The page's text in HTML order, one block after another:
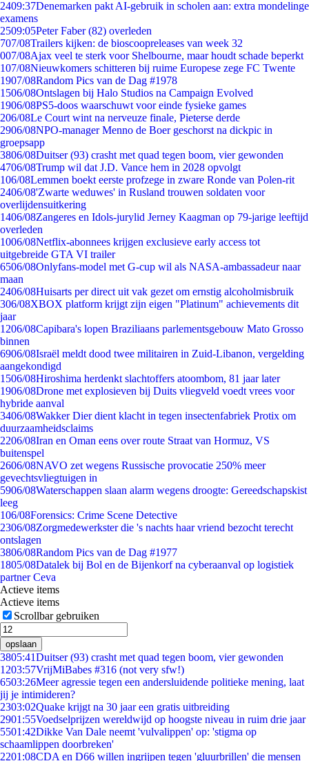
2409:37Denemarken pakt AI-gebruik in scholen aan: extra mondelinge
examens
2509:05Peter Faber (82) overleden
707/08Trailers kijken: de bioscoopreleases van week 32
007/08Ajax veel te sterk voor Shelbourne, maar houdt schade beperkt
107/08Nieuwkomers schitteren bij ruime Europese zege FC Twente
1907/08Random Pics van de Dag #1978
1506/08Ontslagen bij Halo Studios na Campaign Evolved
1906/08PS5-doos waarschuwt voor einde fysieke games
206/08Le Court wint na nerveuze finale, Pieterse derde
2906/08NPO-manager Menno de Boer geschorst na dickpic in
groepsapp
3806/08Duitser (93) crasht met quad tegen boom, vier gewonden
4706/08Trump wil dat J.D. Vance hem in 2028 opvolgt
106/08Lemmen boekt eerste profzege in zware Ronde van Polen-rit
2406/08'Zwarte weduwes' in Rusland trouwen soldaten voor
overlijdensuitkering
1406/08Zangeres en Idols-jurylid Jerney Kaagman op 79-jarige leeftijd
overleden
1006/08Netflix-abonnees krijgen exclusieve early access tot
uitgebreide GTA VI trailer
6506/08Onlyfans-model met G-cup wil als NASA-ambassadeur naar
maan
2406/08Huisarts per direct uit vak gezet om ernstig alcoholmisbruik
306/08XBOX platform krijgt zijn eigen "Platinum" achievements dit
jaar
1206/08Capibara's lopen Braziliaans parlementsgebouw Mato Grosso
binnen
6906/08Israël meldt dood twee militairen in Zuid-Libanon, vergelding
aangekondigd
1506/08Hiroshima herdenkt slachtoffers atoombom, 81 jaar later
1906/08Drone met explosieven bij Duits vliegveld voedt vrees voor
hybride aanval
3406/08Wakker Dier dient klacht in tegen insectenfabriek Protix om
duurzaamheidsclaims
2206/08Iran en Oman eens over route Straat van Hormuz, VS
buitenspel
2606/08NAVO zet wegens Russische provocatie 250% meer
gevechtsvliegtuigen in
5906/08Waterschappen slaan alarm wegens droogte: Gereedschapskist
leeg
106/08Forensics: Crime Scene Detective
2306/08Zorgmedewerkster die 's nachts haar vriend bezocht terecht
ontslagen
3806/08Random Pics van de Dag #1977
1805/08Datalek bij Bol en de Bijenkorf na cyberaanval op logistiek
partner Ceva
Actieve items
Actieve items
Scrollbar gebruiken
opslaan
3805:41Duitser (93) crasht met quad tegen boom, vier gewonden
1203:57VrijMiBabes #316 (not very sfw!)
6503:26Meer agressie tegen een andersluidende politieke mening, laat
jij je intimideren?
2303:02Quake krijgt na 30 jaar een gratis uitbreiding
2901:55Voedselprijzen wereldwijd op hoogste niveau in ruim drie jaar
5501:42Dikke Van Dale neemt 'vulvalippen' op: 'stigma op
schaamlippen doorbreken'
2201:08CDA en D66 willen ingrijpen tegen 'gluurbrillen' die mensen